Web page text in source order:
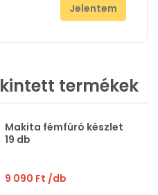
Jelentem
termékek
Makita fémfúró készlet
19 db
9 090 Ft /db